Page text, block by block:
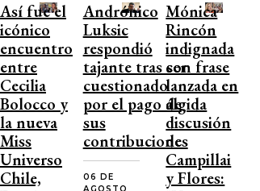
Así fue el
icónico
encuentro
entre
Cecilia
Bolocco y
la nueva
Miss
Universo
Chile,
Andrónico
Luksic
respondió
tajante tras ser
cuestionado
por el pago de
sus
contribuciones
06 DE
Mónica
Rincón
indignada
con frase
lanzada en
álgida
discusión
de
Campillai
y Flores: